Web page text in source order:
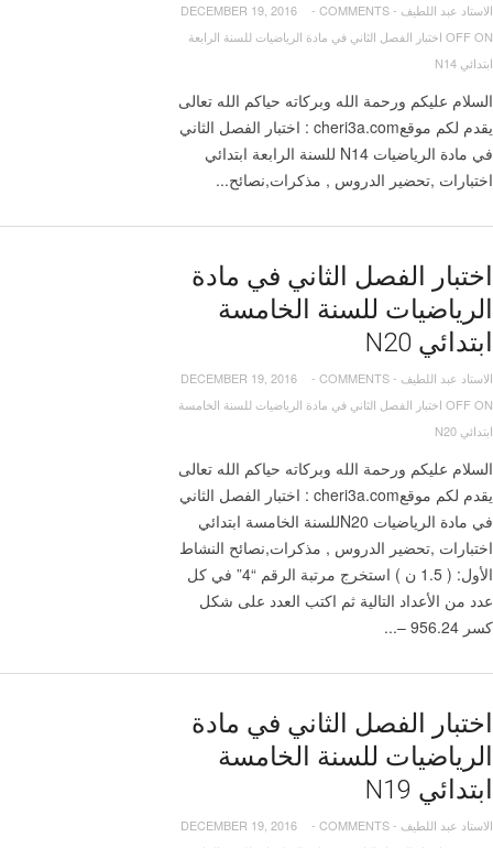
الاستاد عبد اللطيف -
DECEMBER 19, 2016 - COMMENTS
OFF ON اختبار الفصل الثاني في مادة الرياضيات للسنة الرابعة
ابتدائي N14
السلام عليكم ورحمة الله وبركاته حياكم الله تعالى
يقدم لكم موقعcheri3a.com : اختبار الفصل الثاني
في مادة الرياضيات N14 للسنة الرابعة ابتدائي
اختبارات ,تحضير الدروس , مذكرات,نصائح...
اختبار الفصل الثاني في مادة
الرياضيات للسنة الخامسة
ابتدائي N20
الاستاد عبد اللطيف -
DECEMBER 19, 2016 - COMMENTS
OFF ON اختبار الفصل الثاني في مادة الرياضيات للسنة الخامسة
ابتدائي N20
السلام عليكم ورحمة الله وبركاته حياكم الله تعالى
يقدم لكم موقعcheri3a.com : اختبار الفصل الثاني
في مادة الرياضيات N20للسنة الخامسة ابتدائي
اختبارات ,تحضير الدروس , مذكرات,نصائح النشاط
الأول: ( 1.5 ن ) استخرج مرتبة الرقم “4” في كل
عدد من الأعداد التالية ثم اكتب العدد على شكل
كسر 956.24 –...
اختبار الفصل الثاني في مادة
الرياضيات للسنة الخامسة
ابتدائي N19
الاستاد عبد اللطيف -
DECEMBER 19, 2016 - COMMENTS